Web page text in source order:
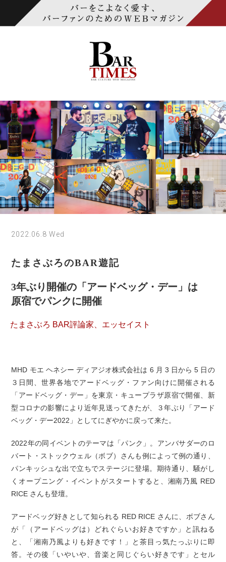
2022.06.8 Wed
たまさぶろのBAR遊記
3年ぶり開催の「アードベッグ・デー」は
原宿でパンクに開催
たまさぶろ BAR評論家、エッセイスト
MHD モエ ヘネシー ディアジオ株式会社は 6 月 3 日から 5 日の
３日間、世界各地でアードベッグ・ファン向けに開催される
「アードベッグ・デー」を東京・キュープラザ原宿で開催、新
型コロナの影響により近年見送ってきたが、３年ぶり「アード
ベッグ・デー2022」としてにぎやかに戻って来た。
2022年の同イベントのテーマは「パンク」。アンバサダーのロ
バート・ストックウェル（ボブ）さんも例によって例の通り、
パンキッシュな出で立ちでステージに登場。期待通り、騒がし
くオープニング・イベントがスタートすると、湘南乃風 RED
RICE さんも登壇。
アードベッグ好きとして知られる RED RICE さんに、ボブさん
が「（アードベッグは）どれぐらいお好きですか」と訊ねる
と、「湘南乃風よりも好きです！」と茶目っ気たっぷりに即
答。その後「いやいや、音楽と同じぐらい好きです」とセル